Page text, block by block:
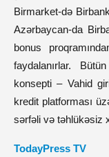
Birmarket-də
Azərbaycan-da
bonus
faydalanırlar.
konsepti – Vahid
kredit platforması
sərfəli və təhlükəsiz
TodayPress TV